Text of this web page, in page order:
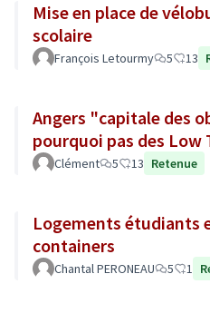
Mise en place de
scolaire
François Letourmy 5 13
Angers "capitale des
pourquoi pas des Low
Clément 5 13 Retenue
Logements étudiants
containers
Chantal PERONEAU 5 1